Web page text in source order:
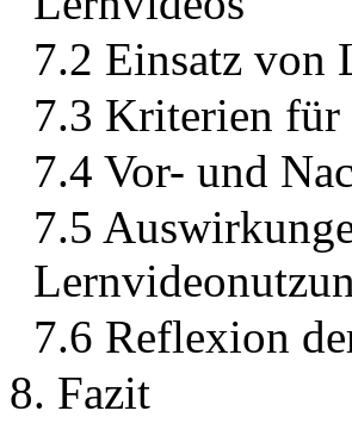
7.2 Einsatz von
7.3 Kriterien
7.4 Vor- und
7.5
7.6 Reflexion
8. Fazit